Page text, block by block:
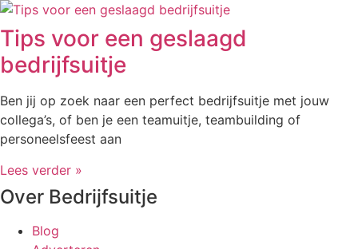
Tips voor een geslaagd
bedrijfsuitje
Ben jij op zoek naar een perfect bedrijfsuitje met jouw
collega’s, of ben je een teamuitje, teambuilding of
personeelsfeest aan
Lees verder »
Over Bedrijfsuitje
Blog